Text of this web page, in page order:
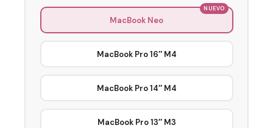
MacBook Neo
MacBook Pro 16″ M4
MacBook Pro 14″ M4
MacBook Pro 13″ M3